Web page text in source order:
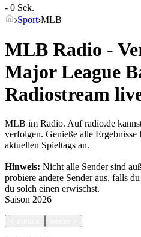
- 0 Sek.
Sport MLB
MLB Radio -
Major League
Radiostream
MLB im Radio. Auf radio.de
verfolgen. Genieße alle
aktuellen Spieltags an.
Hinweis: Nicht alle Sender sind
probiere andere Sender aus, falls
du solch einen erwischst.
Saison 2026